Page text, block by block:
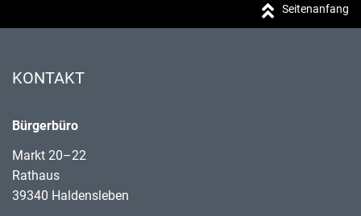
Seitenanfang
KONTAKT
Bürgerbüro
Markt 20–22
Rathaus
39340 Haldensleben